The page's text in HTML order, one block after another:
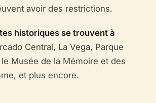
avoir des restrictions.
historiques se trouvent à
Central, La Vega, Parque
Musée de la Mémoire et des
et plus encore.